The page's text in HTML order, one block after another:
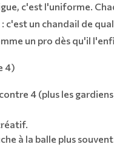
c'est l'uniforme.
c'est un chandail de
un pro dès qu'il
4)
4 (plus les
à la balle plus